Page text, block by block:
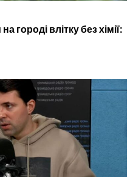
городі влітку без хімії: